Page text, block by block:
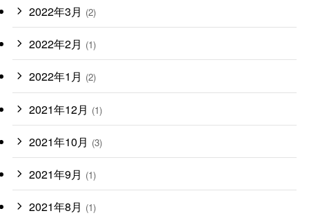
2022年3月 (2)
2022年2月 (1)
2022年1月 (2)
2021年12月 (1)
2021年10月 (3)
2021年9月 (1)
2021年8月 (1)